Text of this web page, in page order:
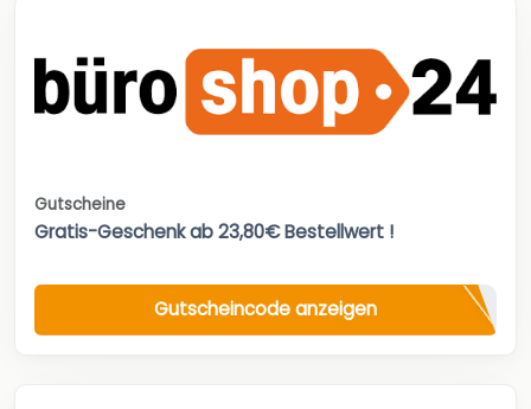
Gutscheine
Gratis-Geschenk ab 23,80€ Bestellwert !
Gutscheincode anzeigen